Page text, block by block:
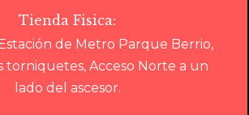
Tienda Fisica:
de Metro Parque Berrio,
torniquetes, Acceso Norte a un
lado del ascesor.